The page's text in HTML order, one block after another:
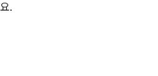
.